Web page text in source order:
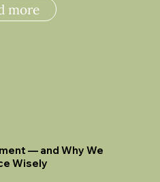
more
— and Why We
Wisely